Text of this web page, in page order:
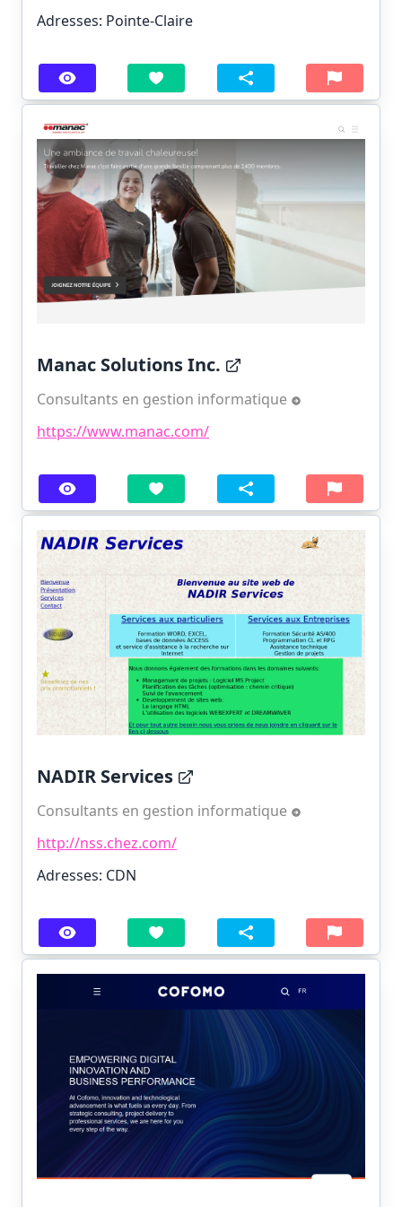
Adresses: Pointe-Claire
Manac Solutions Inc.
Consultants en gestion informatique
https://www.manac.com/
NADIR Services
Consultants en gestion informatique
http://nss.chez.com/
Adresses: CDN